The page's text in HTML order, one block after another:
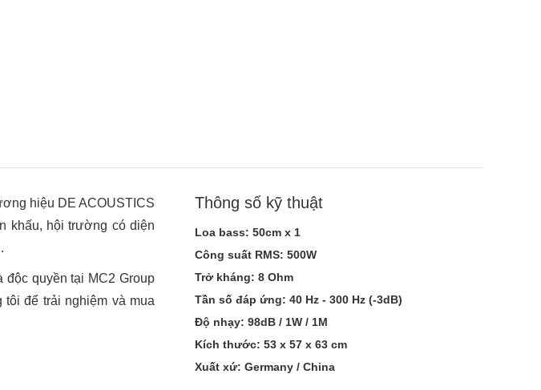
hiệu DE ACOUSTICS
khấu, hội trường có diện
độc quyền tại MC2 Group
để trải nghiệm và mua
Thông số kỹ thuật
Loa bass: 50cm x 1
Công suất RMS: 500W
Trở kháng: 8 Ohm
Tần số đáp ứng: 40 Hz - 300 Hz (-3dB)
Độ nhạy: 98dB / 1W / 1M
Kích thước: 53 x 57 x 63 cm
Xuất xứ: Germany / China